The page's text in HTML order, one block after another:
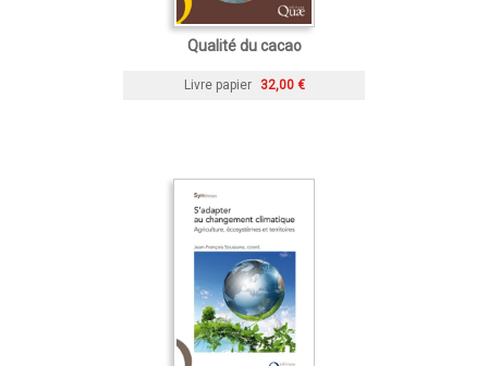
Qualité du cacao
Livre papier 32,00 €